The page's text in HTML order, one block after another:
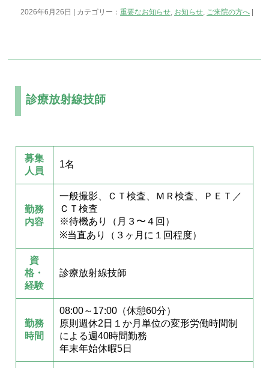
2026年6月26日 | カテゴリー：重要なお知らせ, お知らせ, ご来院の方へ
診療放射線技師
募集
人員
1名
勤務
内容
一般撮影、ＣＴ検査、ＭＲ検査、ＰＥＴ／
ＣＴ検査
※待機あり（月３〜４回）
※当直あり（３ヶ月に１回程度）
資
格・
経験
診療放射線技師
勤務
時間
08:00～17:00（休憩60分）
原則週休2日１か月単位の変形労働時間制
による週40時間勤務
年末年始休暇5日